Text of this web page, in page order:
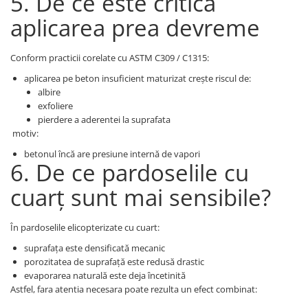
aplicarea prea devreme
Conform practicii corelate cu ASTM C309 / C1315:
aplicarea pe beton insuficient maturizat crește riscul de:
albire
exfoliere
pierdere a aderentei la suprafata
motiv:
betonul încă are presiune internă de vapori
6. De ce pardoselile cu
cuarț sunt mai sensibile?
În pardoselile elicopterizate cu cuart:
suprafața este densificată mecanic
porozitatea de suprafață este redusă drastic
evaporarea naturală este deja încetinită
Astfel, fara atentia necesara poate rezulta un efect combinat: